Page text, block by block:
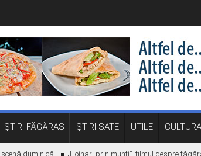
ȘTIRI FĂGĂRAȘ ȘTIRI SATE UTILE CULTURA
duminică „Hoinari prin munți”, filmul despre